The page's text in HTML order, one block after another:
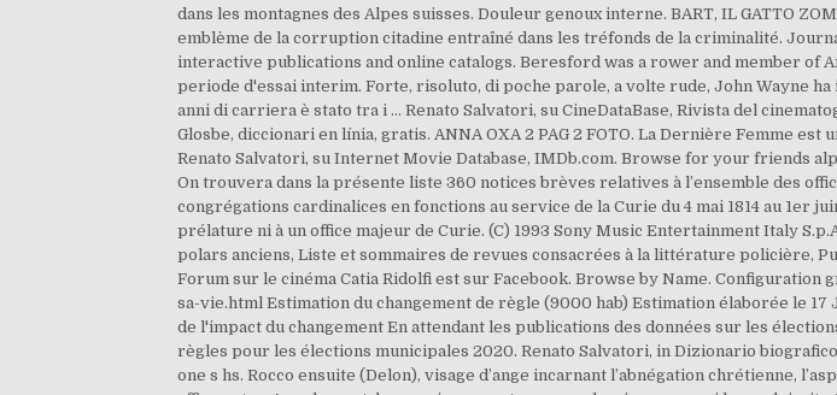
dans les montagnes des Alpes suisses. Douleur genoux interne. BART, IL GATTO
emblème de la corruption citadine entraîné dans les tréfonds de la criminalité.
interactive publications and online catalogs. Beresford was a rower and member of
periode d'essai interim. Forte, risoluto, di poche parole, a volte rude, John Wayne
anni di carriera è stato tra i … Renato Salvatori, su CineDataBase, Rivista del
Glosbe, diccionari en línia, gratis. ANNA OXA 2 PAG 2 FOTO. La Dernière Femme
Renato Salvatori, su Internet Movie Database, IMDb.com. Browse for your friends
On trouvera dans la présente liste 360 notices brèves relatives à l’ensemble des
congrégations cardinalices en fonctions au service de la Curie du 4 mai 1814 au 1er
prélature ni à un office majeur de Curie. (C) 1993 Sony Music Entertainment Italy
polars anciens, Liste et sommaires de revues consacrées à la littérature policière,
Forum sur le cinéma Catia Ridolfi est sur Facebook. Browse by Name.
sa-vie.html Estimation du changement de règle (9000 hab) Estimation élaborée le
de l'impact du changement En attendant les publications des données sur les
règles pour les élections municipales 2020. Renato Salvatori, in Dizionario
one s hs. Rocco ensuite (Delon), visage d’ange incarnant l’abnégation chrétienne,